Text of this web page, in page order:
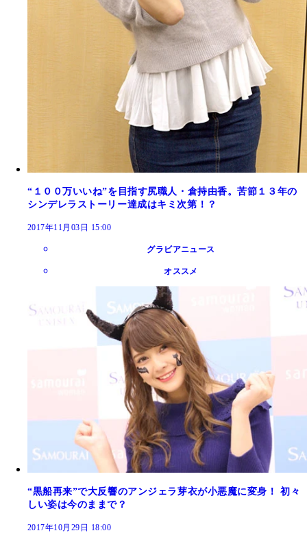
“１００万いいね”を目指す尻職人・倉持由香。苦節１３年の
シンデレラストーリー達成はキミ次第！？
2017年11月03日 15:00
グラビアニュース
オススメ
“黒船再来”で大反響のアンジェラ芽衣が小悪魔に変身！ 初々
しい姿は今のままで？
2017年10月29日 18:00